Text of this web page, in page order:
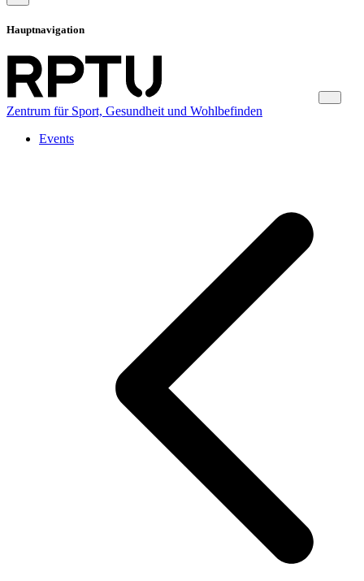
Hauptnavigation
Zentrum für Sport, Gesundheit und Wohlbefinden
Events